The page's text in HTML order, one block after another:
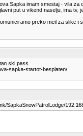
Sapka imam smestaj - vila
put u vikend naselju, ima tv,
preko meil za slike i
ski pass
sapka-startot-besplaten/
SapkaSnowPatrolLodge/